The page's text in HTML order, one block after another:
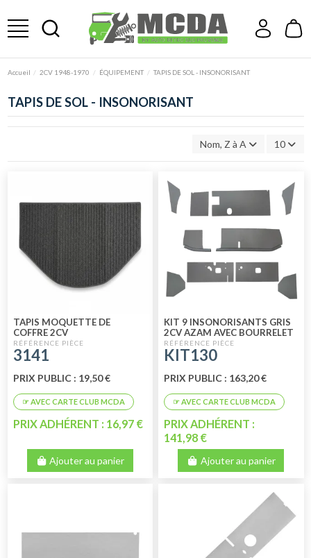
Accueil 2CV 1948-1970 ÉQUIPEMENT TAPIS DE SOL - INSONORISANT
TAPIS DE SOL - INSONORISANT
Nom, Z à A 10
TAPIS MOQUETTE DE
COFFRE 2CV
3141
PRIX PUBLIC : 19,50 €
PRIX ADHÉRENT : 16,97 €
Ajouter au panier
KIT 9 INSONORISANTS GRIS
2CV AZAM AVEC BOURRELET
PRODUIT EUROPEEN
KIT130
PRIX PUBLIC : 163,20 €
PRIX ADHÉRENT :
141,98 €
Ajouter au panier